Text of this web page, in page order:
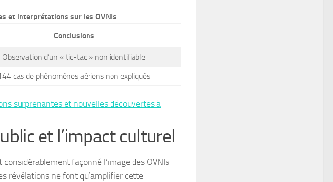
et interprétations sur les OVNIs
Conclusions
Observation d’un « tic-tac » non identifiable
cas de phénomènes aériens non expliqués
surprenantes et nouvelles découvertes à
et l’impact culturel
façonné l’image des OVNIs
révélations ne font qu’amplifier cette